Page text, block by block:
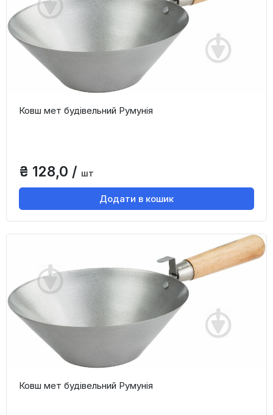
Ковш мет будівельний Румунія
₴ 128,0 / шт
Додати в кошик
Ковш мет будівельний Румунія